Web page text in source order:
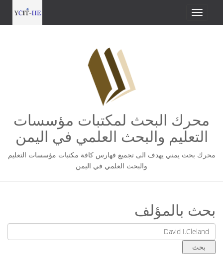
محرك البحث لمكتبات مؤسسات
التعليم والبحث العلمي في اليمن
محرك بحث يمني يهدف الى تجميع فهارس كافة مكتبات مؤسسات التعليم
والبحث العلمي في اليمن
بحث بالمؤلف